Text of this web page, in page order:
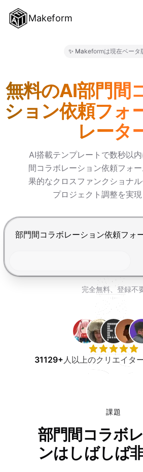
Makeform
ブログ
料金
サインイン
無料で試す
✨ Makeformは現在ベータ
無料のAI部門間
ション依頼フォ
レータ
AI搭載テンプレートで数秒以
間コラボレーション依頼フォ
果的なクロスファンクショナ
プロジェクト調整を実現
Enterで送信、Shift+Enterで改行
完全無料、登録不
31129+人以上のクリエイタ
課題
部門間コラボ
ンはしばしば